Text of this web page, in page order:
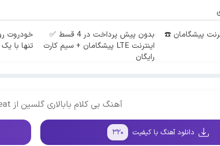
پیشگامان ☎️
بدون پیش پرداخت در 4 قسط ✅
اینترنت LTE پیشگامان + سیم کارت
رایگان
خودروت
تنها با
آهنگ بی کلام بابالاری گلسین از Cehennem Beat
دانلود آهنگ با کیفیت ۳۲۰